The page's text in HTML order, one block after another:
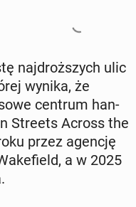
naj­droż­szych ulic
wynika, że
centrum han­
Streets Across the
przez agencję
a w 2025